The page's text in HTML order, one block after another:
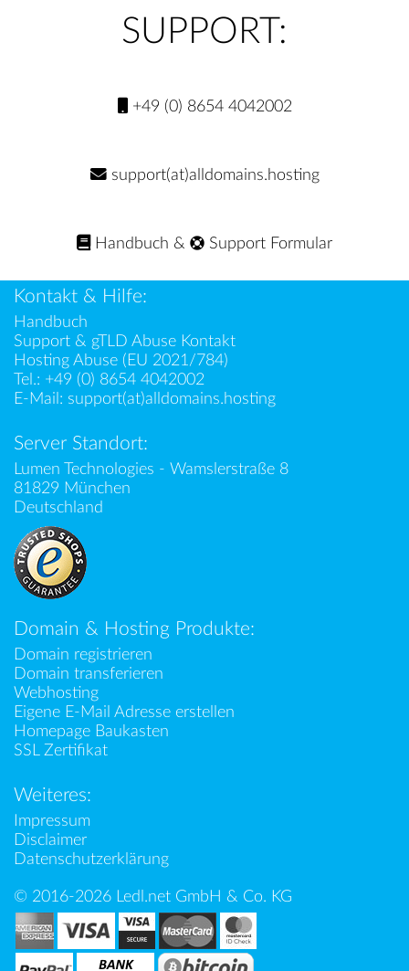
SUPPORT:
+49 (0) 8654 4042002
support(at)alldomains.hosting
Handbuch & Support Formular
Kontakt & Hilfe:
Handbuch
Support & gTLD Abuse Kontakt
Hosting Abuse (EU 2021/784)
Tel.: +49 (0) 8654 4042002
E-Mail: support(at)alldomains.hosting
Server Standort:
Lumen Technologies - Wamslerstraße 8
81829 München
Deutschland
Domain & Hosting Produkte:
Domain registrieren
Domain transferieren
Webhosting
Eigene E-Mail Adresse erstellen
Homepage Baukasten
SSL Zertifikat
Weiteres:
Impressum
Disclaimer
Datenschutzerklärung
© 2016-2026 Ledl.net GmbH & Co. KG